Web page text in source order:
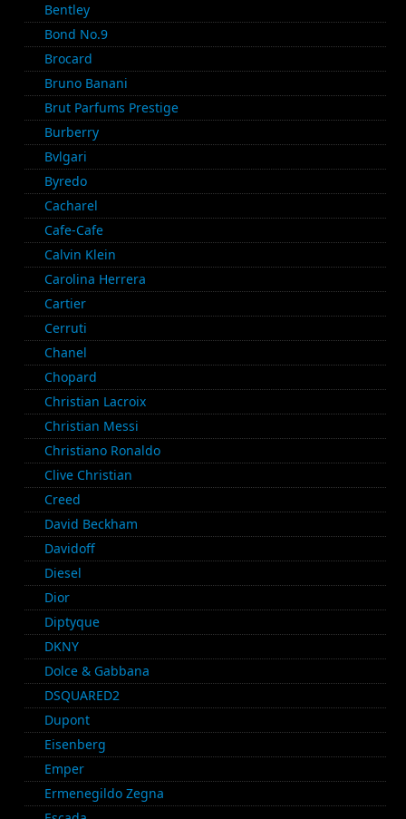
Bentley
Bond No.9
Brocard
Bruno Banani
Brut Parfums Prestige
Burberry
Bvlgari
Byredo
Cacharel
Cafe-Cafe
Calvin Klein
Carolina Herrera
Cartier
Cerruti
Chanel
Chopard
Christian Lacroix
Christian Messi
Christiano Ronaldo
Clive Christian
Creed
David Beckham
Davidoff
Diesel
Dior
Diptyque
DKNY
Dolce & Gabbana
DSQUARED2
Dupont
Eisenberg
Emper
Ermenegildo Zegna